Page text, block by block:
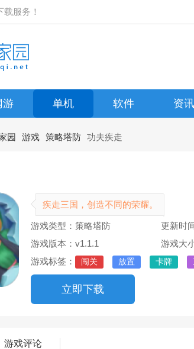
服务！
游 单机 软件 资讯
园 游戏 策略塔防 功夫疾走
疾走三国，创造不同的荣耀。
游戏类型：策略塔防
更新时
游戏版本：v1.1.1
游戏大
游戏标签：
闯关 放置 卡牌
立即下载
游戏评论